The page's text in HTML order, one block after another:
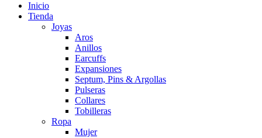
Inicio
Tienda
Joyas
Aros
Anillos
Earcuffs
Expansiones
Septum, Pins & Argollas
Pulseras
Collares
Tobilleras
Ropa
Mujer